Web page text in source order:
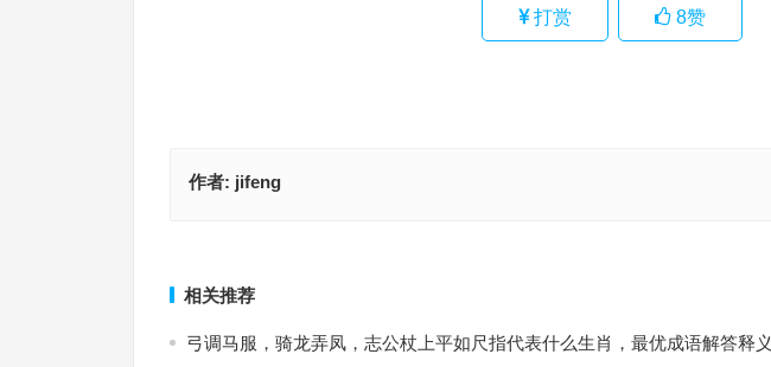
打赏 8赞
作者: jifeng
相关推荐
弓调马服，骑龙弄凤，志公杖上平如尺指代表什么生肖，最优成语解答释义